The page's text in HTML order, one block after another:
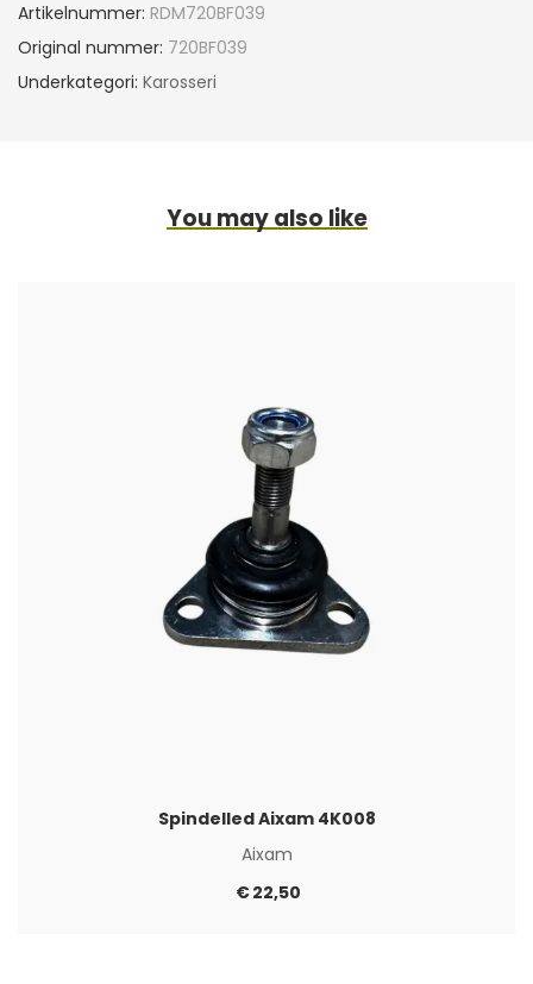
Artikelnummer: RDM720BF039
Original nummer: 720BF039
Underkategori: Karosseri
You may also like
Spindelled Aixam 4K008
Aixam
€22,50